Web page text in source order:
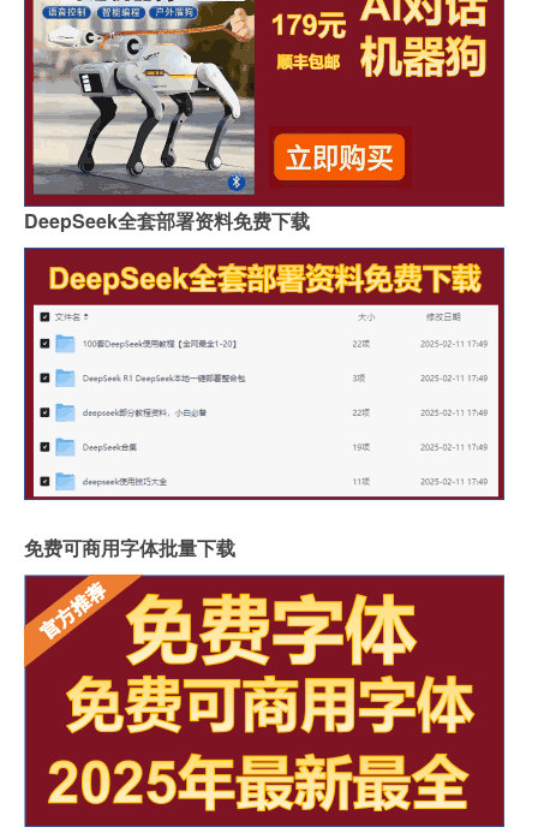
DeepSeek全套部署资料免费下载
免费可商用字体批量下载